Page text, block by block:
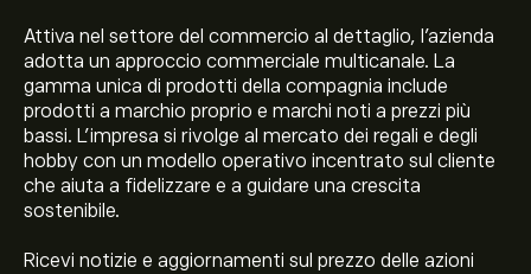
Attiva nel settore del commercio al dettaglio, l'azienda
adotta un approccio commerciale multicanale. La
gamma unica di prodotti della compagnia include
prodotti a marchio proprio e marchi noti a prezzi più
bassi. L'impresa si rivolge al mercato dei regali e degli
hobby con un modello operativo incentrato sul cliente
che aiuta a fidelizzare e a guidare una crescita
sostenibile.
Ricevi notizie e aggiornamenti sul prezzo delle azioni